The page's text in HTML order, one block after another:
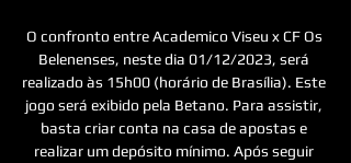
O confronto entre Academico Viseu x CF Os
Belenenses, neste dia 01/12/2023, será
realizado às 15h00 (horário de Brasília). Este
jogo será exibido pela Betano. Para assistir,
basta criar conta na casa de apostas e
realizar um depósito mínimo. Após seguir